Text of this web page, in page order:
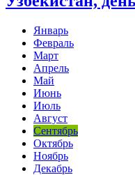
Январь
Февраль
Март
Апрель
Май
Июнь
Июль
Август
Сентябрь
Октябрь
Ноябрь
Декабрь